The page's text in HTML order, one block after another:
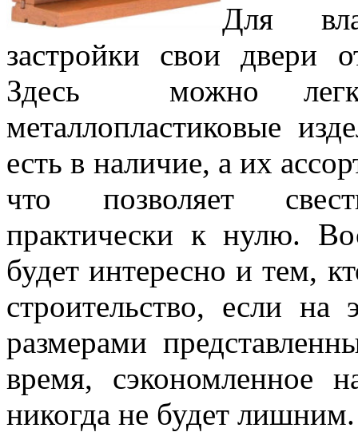
Для
застройки свои двери
Здесь можно
металлопластиковые
есть в наличие, а их
что позволяет
практически к нулю.
будет интересно и тем,
строительство, если на
размерами
время, сэкономленное
никогда не будет лишним.